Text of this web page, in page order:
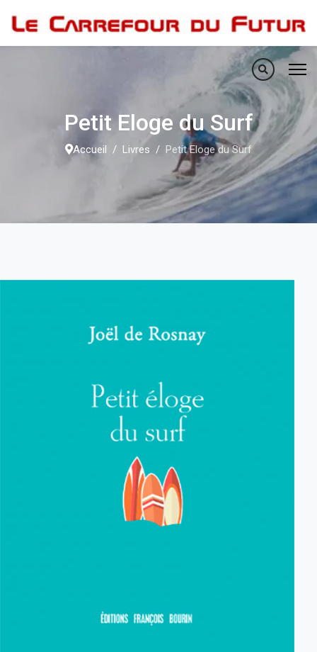
Petit Eloge du Surf
Accueil Livres Petit Eloge du Surf